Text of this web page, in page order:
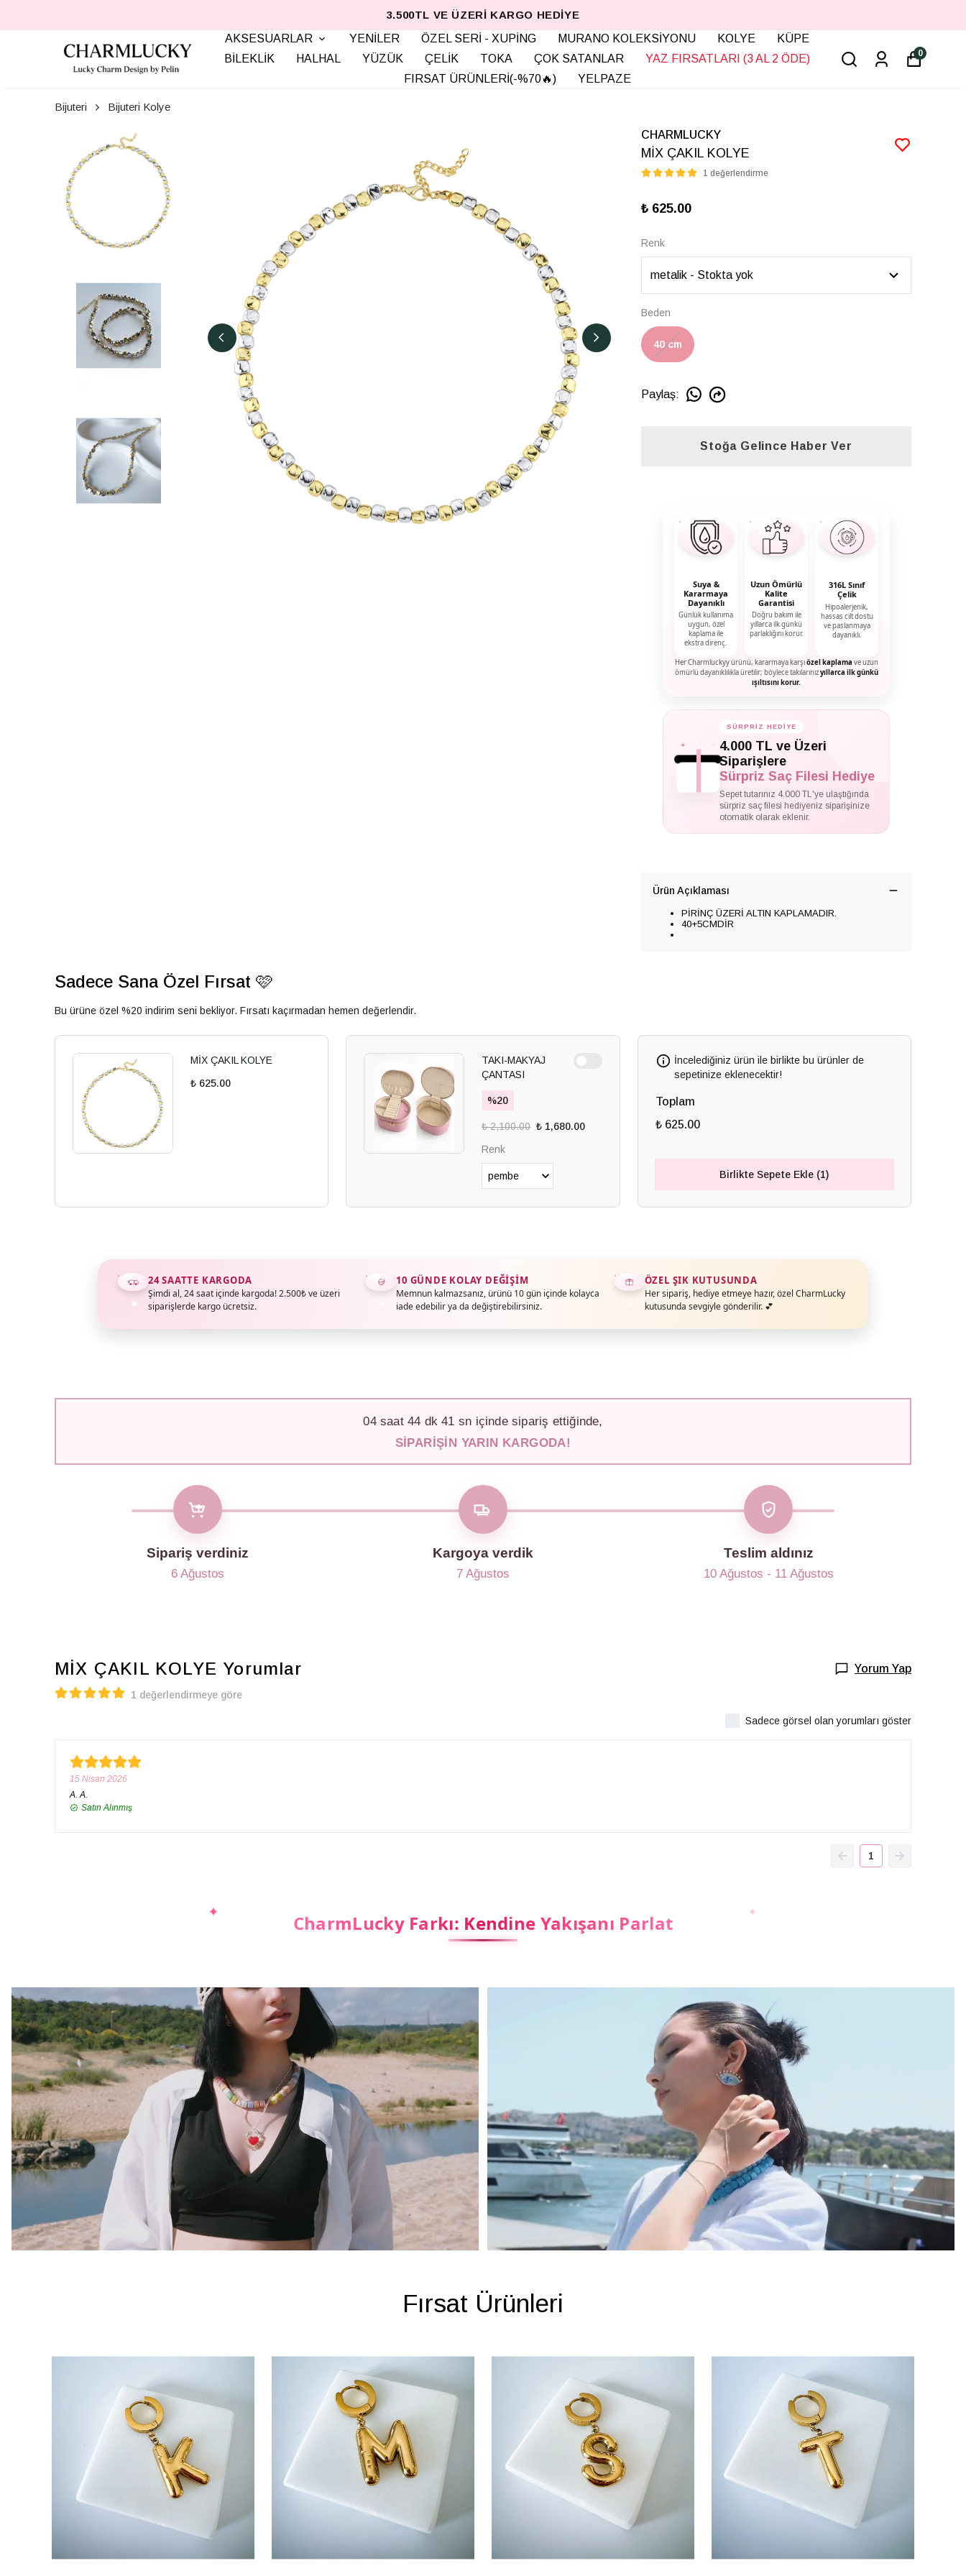
3.500TL VE ÜZERI KARGO HEDIYE
AKSESUARLAR
YENİLER ÖZEL SERİ - XUPİNG MURANO KOLEKSİYONU KOLYE
KÜPE
BİLEKLİK
HALHAL YÜZÜK ÇELİK TOKA ÇOK SATANLAR
YAZ FIRSATLARI (3 AL 2 ÖDE)
FIRSAT ÜRÜNLERİ(-%70🔥)
YELPAZE
0
Bijuteri Bijuteri Kolye
CHARMLUCKY
MİX ÇAKIL KOLYE
1 değerlendirme
₺ 625.00
Renk
Beden
40 cm
Paylaş:
Stoğa Gelince Haber Ver
Suya &
Kararmaya
Dayanıklı
Günlük kullanıma
uygun, özel
kaplama ile
ekstra direnç.
Uzun Ömürlü
Kalite
Garantisi
Doğru bakım ile
yıllarca ilk günkü
parlaklığını korur.
316L Sınıf
Çelik
Hipoalerjenik,
hassas cilt dostu
ve paslanmaya
dayanıklı.
Her Charmluckyy ürünü, kararmaya karşıözel kaplama ve uzun
ömürlü dayanıklılıkla üretilir; böylece takılarınızyıllarca ilk günkü
ışıltısını korur.
✦
SÜRPRİZ HEDİYE
4.000 TL ve Üzeri
Siparişlere
Sürpriz Saç Filesi Hediye
Sepet tutarınız 4.000 TL'ye ulaştığında
sürpriz saç filesi hediyeniz siparişinize
otomatik olarak eklenir.
Ürün Açıklaması
PİRİNÇ ÜZERİ ALTIN KAPLAMADIR.
40+5CMDİR
Sadece Sana Özel Fırsat 🩷
Bu ürüne özel %20 indirim seni bekliyor. Fırsatı kaçırmadan hemen değerlendir.
MİX ÇAKIL KOLYE
₺ 625.00
TAKI-MAKYAJ
ÇANTASI
%20
₺ 2,100.00 ₺ 1,680.00
Renk
İncelediğiniz ürün ile birlikte bu ürünler de
sepetinize eklenecektir!
Toplam
₺ 625.00
Birlikte Sepete Ekle (1)
24 SAATTE KARGODA
Şimdi al, 24 saat içinde kargoda! 2.500₺ ve üzeri
siparişlerde kargo ücretsiz.
10 GÜNDE KOLAY DEĞIŞIM
Memnun kalmazsanız, ürünü 10 gün içinde kolayca
iade edebilir ya da değiştirebilirsiniz.
ÖZEL ŞIK KUTUSUNDA
Her sipariş, hediye etmeye hazır, özel CharmLucky
kutusunda sevgiyle gönderilir. 💕
04saat44 dk38 sn içinde sipariş ettiğinde,
SIPARIŞIN YARIN KARGODA!
Sipariş verdiniz
6 Ağustos
Kargoya verdik
7 Ağustos
Teslim aldınız
10 Ağustos - 11 Ağustos
MİX ÇAKIL KOLYE Yorumlar Yorum Yap
1 değerlendirmeye göre
Sadece görsel olan yorumları göster
15 Nisan 2026
A. A.
Satın Alınmış
1
CharmLucky Farkı: Kendine Yakışanı Parlat
Fırsat Ürünleri